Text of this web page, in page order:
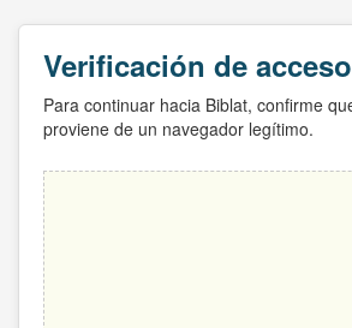
Verificación de acceso
Para continuar hacia Biblat, confirme
proviene de un navegador legítimo.